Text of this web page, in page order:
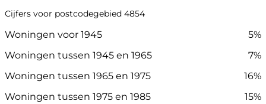
Cijfers voor postcodegebied 4854
Woningen voor 1945
5%
Woningen tussen 1945 en 1965
7%
Woningen tussen 1965 en 1975
16%
Woningen tussen 1975 en 1985
15%